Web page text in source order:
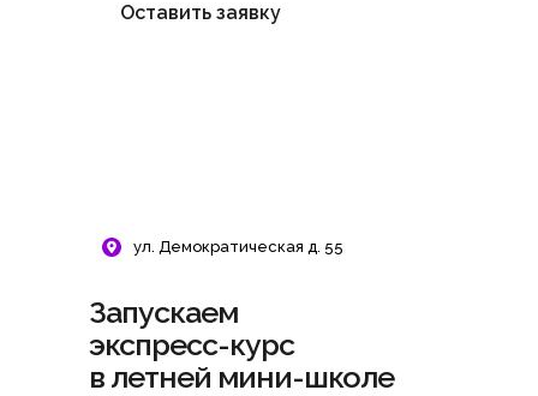
Оставить заявку
Запускаем
экспресс-курс
в летней мини-школе
ул. Демократическая д. 55